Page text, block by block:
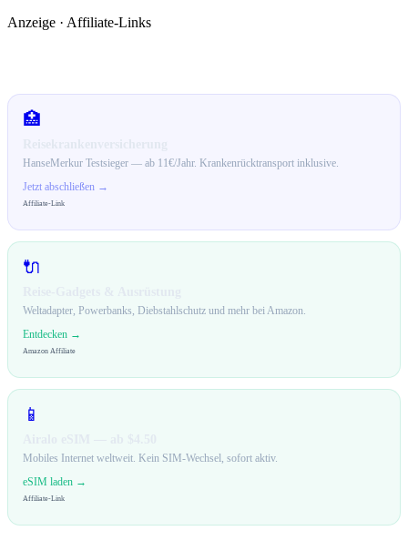
Anzeige · Affiliate-Links
🏥
HanseMerkur Testsieger — ab 11€/Jahr. Krankenrücktransport inklusive.
Jetzt abschließen →
Affiliate-Link
🔌
Weltadapter, Powerbanks, Diebstahlschutz und mehr bei Amazon.
Entdecken →
Amazon Affiliate
📱
Mobiles Internet weltweit. Kein SIM-Wechsel, sofort aktiv.
eSIM laden →
Affiliate-Link